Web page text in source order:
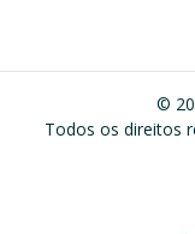
©
Todos os direitos